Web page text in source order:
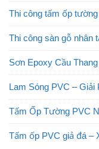
Thi công tấm ốp
Thi công sàn gỗ nhân
Sơn Epoxy Cầu
Lam Sóng PVC – Giải
Tấm Ốp Tường PVC
Tấm ốp PVC giả đá –